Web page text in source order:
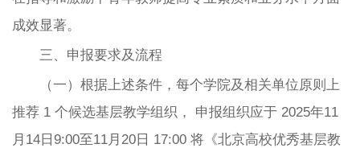
成效显著。
三、申报要求及流程
（一）根据上述条件，每个学院及相关单位原则上
推荐 1 个候选基层教学组织， 申报组织应于 2025年11
月14日9:00至11月20日 17:00 将《北京高校优秀基层教